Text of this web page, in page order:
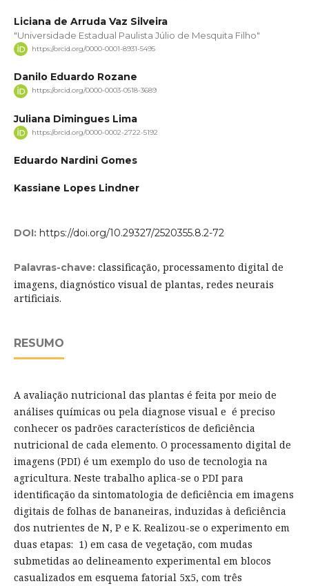
Liciana de Arruda Vaz Silveira
"Universidade Estadual Paulista Júlio de Mesquita Filho"
https://orcid.org/0000-0001-8931-5495
Danilo Eduardo Rozane
https://orcid.org/0000-0003-0518-3689
Juliana Dimingues Lima
https://orcid.org/0000-0002-2722-5192
Eduardo Nardini Gomes
Kassiane Lopes Lindner
DOI: https://doi.org/10.29327/2520355.8.2-72
Palavras-chave: classificação, processamento digital de
imagens, diagnóstico visual de plantas, redes neurais
artificiais.
RESUMO
A avaliação nutricional das plantas é feita por meio de
análises químicas ou pela diagnose visual e é preciso
conhecer os padrões característicos de deficiência
nutricional de cada elemento. O processamento digital de
imagens (PDI) é um exemplo do uso de tecnologia na
agricultura. Neste trabalho aplica-se o PDI para
identificação da sintomatologia de deficiência em imagens
digitais de folhas de bananeiras, induzidas à deficiência
dos nutrientes de N, P e K. Realizou-se o experimento em
duas etapas: 1) em casa de vegetação, com mudas
submetidas ao delineamento experimental em blocos
casualizados em esquema fatorial 5x5, com três